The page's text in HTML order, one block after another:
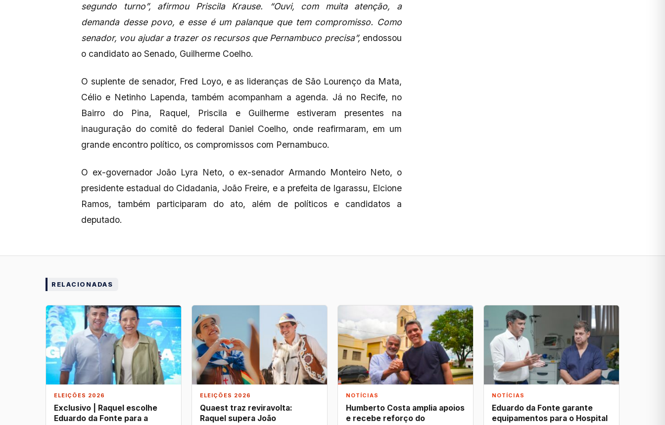
segundo turno”, afirmou Priscila Krause. “Ouvi, com muita atenção, a
demanda desse povo, e esse é um palanque que tem compromisso. Como
senador, vou ajudar a trazer os recursos que Pernambuco precisa”, endossou
o candidato ao Senado, Guilherme Coelho.
O suplente de senador, Fred Loyo, e as lideranças de São Lourenço da Mata,
Célio e Netinho Lapenda, também acompanham a agenda. Já no Recife, no
Bairro do Pina, Raquel, Priscila e Guilherme estiveram presentes na
inauguração do comitê do federal Daniel Coelho, onde reafirmaram, em um
grande encontro político, os compromissos com Pernambuco.
O ex-governador João Lyra Neto, o ex-senador Armando Monteiro Neto, o
presidente estadual do Cidadania, João Freire, e a prefeita de Igarassu, Elcione
Ramos, também participaram do ato, além de políticos e candidatos a
deputado.
RELACIONADAS
ELEIÇÕES 2026
Exclusivo | Raquel escolhe
Eduardo da Fonte para a
ELEIÇÕES 2026
Quaest traz reviravolta:
Raquel supera João
NOTÍCIAS
Humberto Costa amplia apoios
e recebe reforço do
NOTÍCIAS
Eduardo da Fonte garante
equipamentos para o Hospital